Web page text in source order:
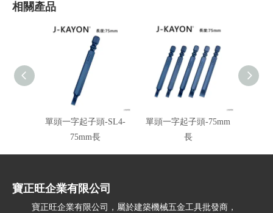
相關產品
單頭一字起子頭-SL4-
75mm長
單頭一字起子頭-75mm
長
寶正旺企業有限公司
寶正旺企業有限公司，屬於建築機械五金工具批發商，